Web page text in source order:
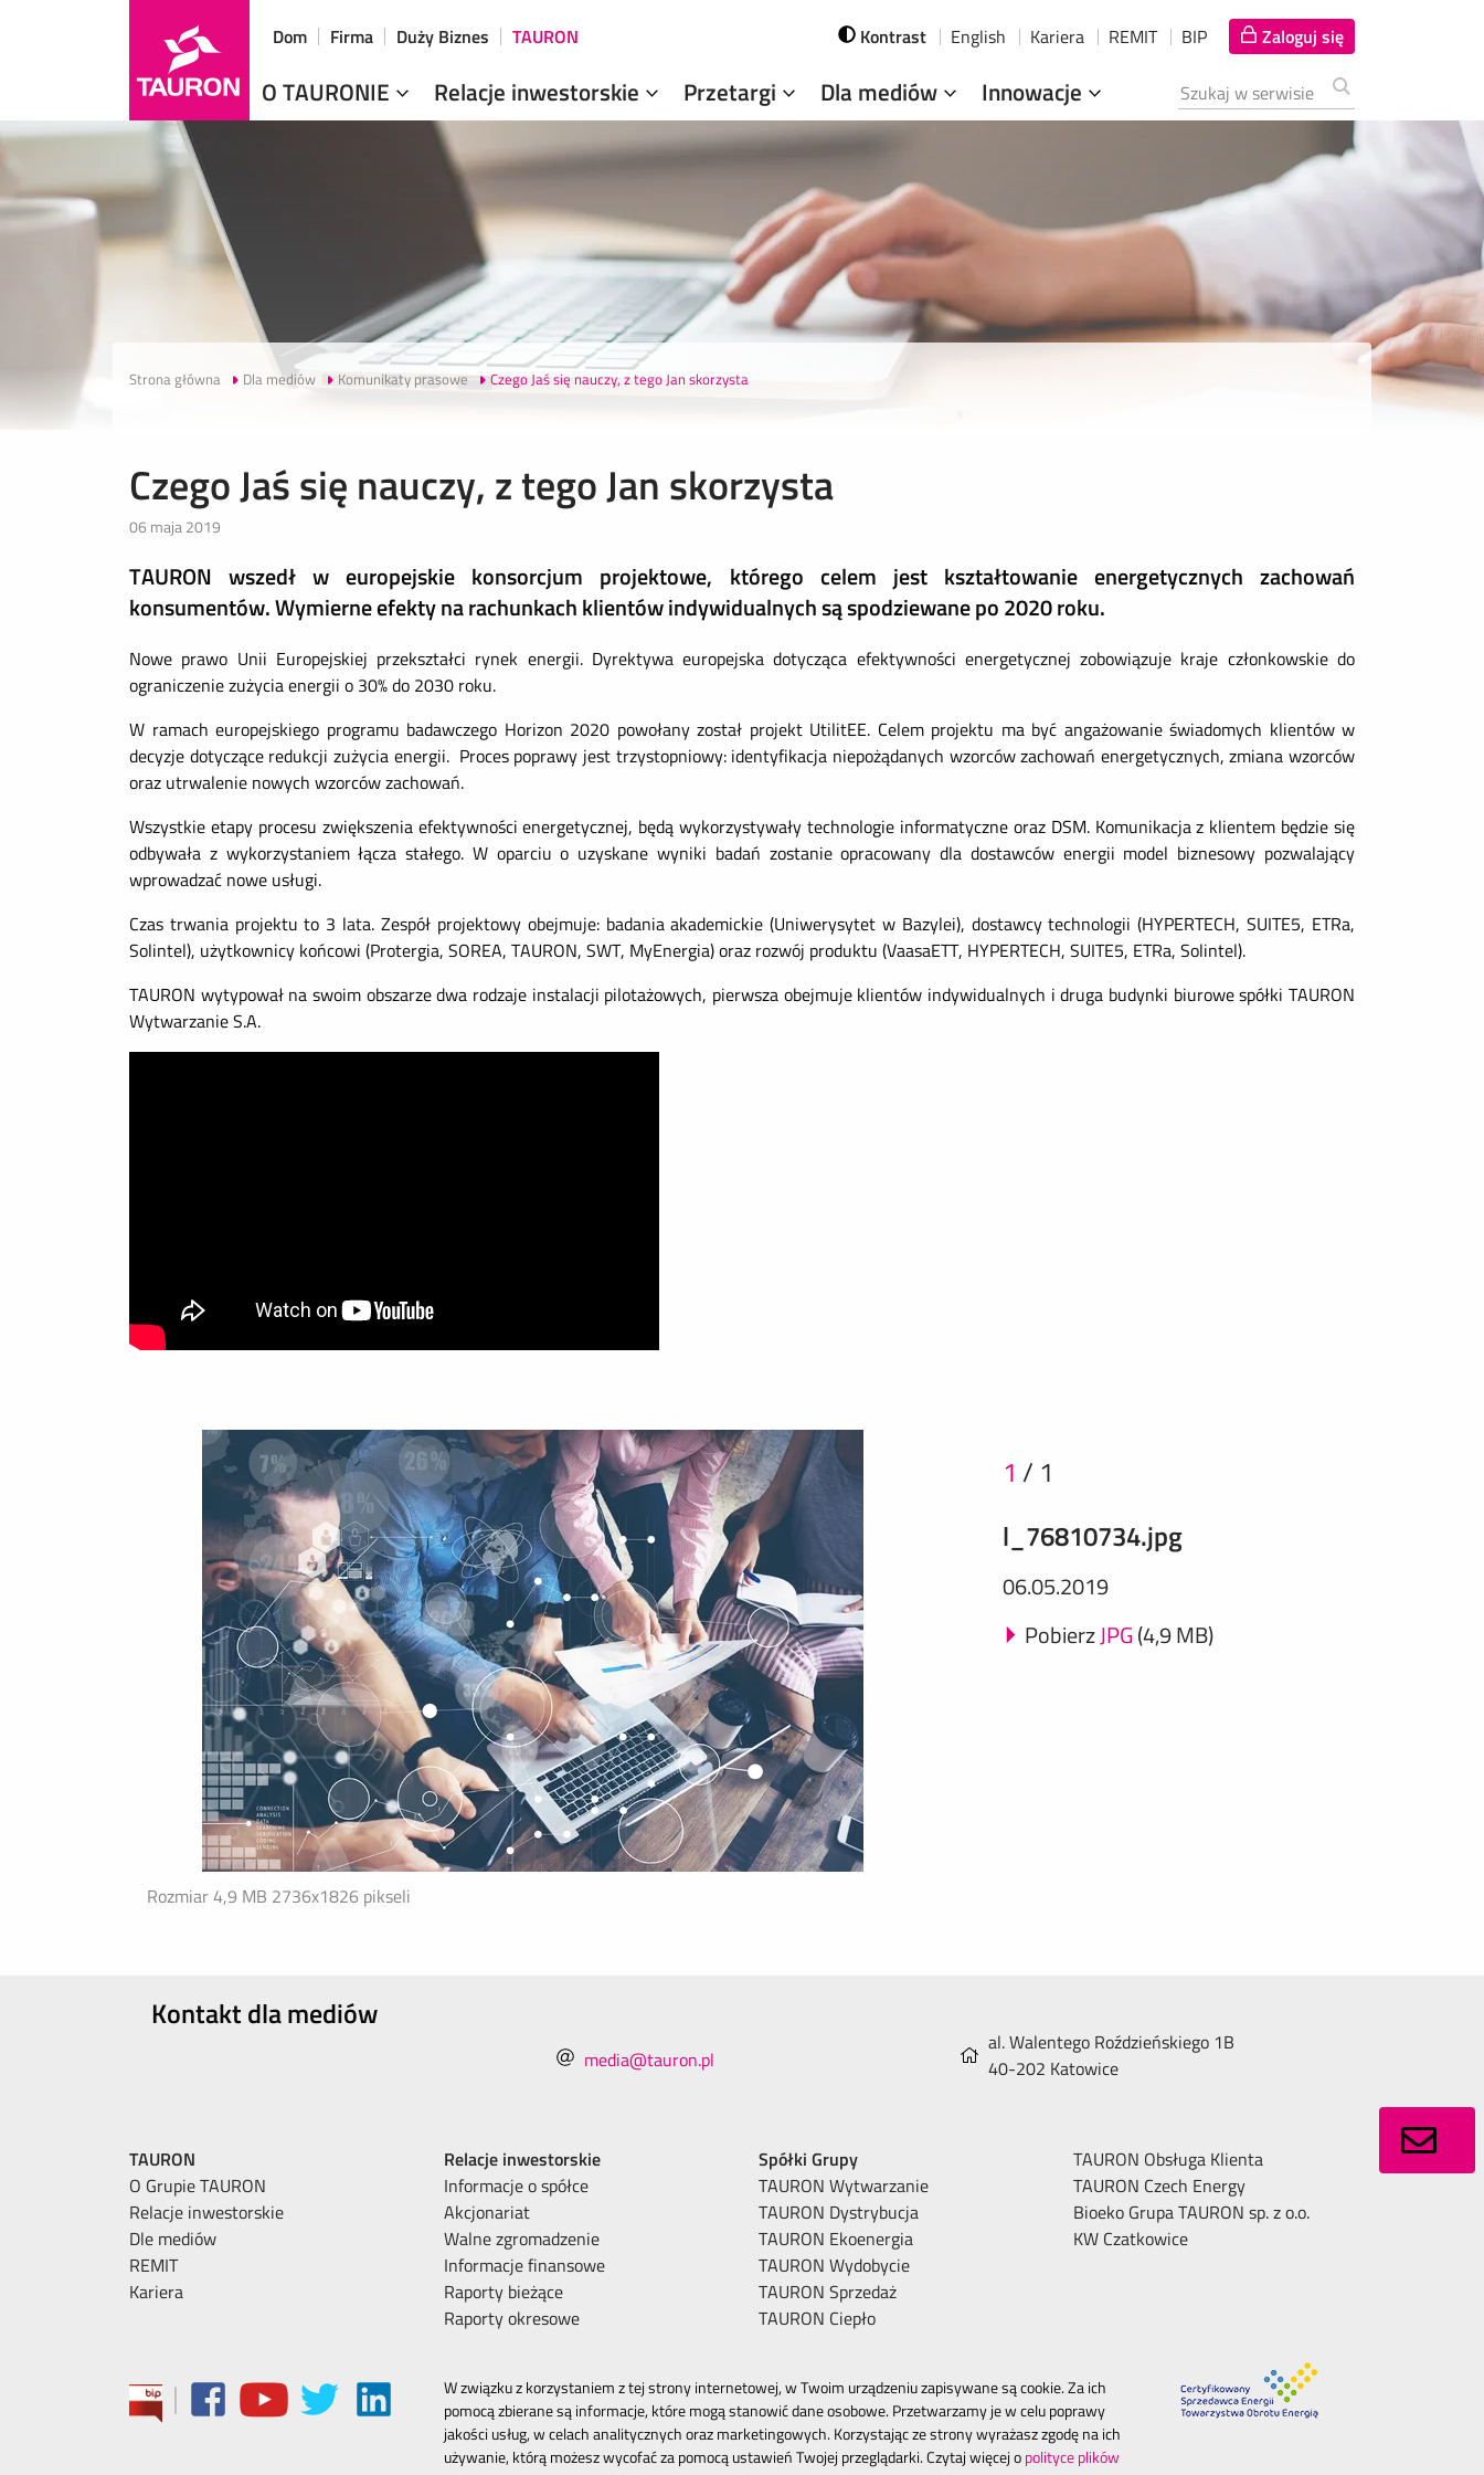
Dom Firma Duży Biznes
TAURON
Szukana fraza
Zaloguj się
O TAURONIE Relacje inwestorskie Przetargi Dla mediów Innowacje
Kontrast English Kariera REMIT BIP
Strona główna Dla mediów Komunikaty prasowe Czego Jaś się nauczy, z tego Jan skorzysta
Czego Jaś się nauczy, z tego Jan skorzysta
06 maja 2019
TAURON wszedł w europejskie konsorcjum projektowe, którego celem jest kształtowanie energetycznych zachowań
konsumentów. Wymierne efekty na rachunkach klientów indywidualnych są spodziewane po 2020 roku.
Nowe prawo Unii Europejskiej przekształci rynek energii. Dyrektywa europejska dotycząca efektywności energetycznej zobowiązuje kraje członkowskie do
ograniczenie zużycia energii o 30% do 2030 roku.
W ramach europejskiego programu badawczego Horizon 2020 powołany został projekt UtilitEE. Celem projektu ma być angażowanie świadomych klientów w
decyzje dotyczące redukcji zużycia energii. Proces poprawy jest trzystopniowy: identyfikacja niepożądanych wzorców zachowań energetycznych, zmiana wzorców
oraz utrwalenie nowych wzorców zachowań.
Wszystkie etapy procesu zwiększenia efektywności energetycznej, będą wykorzystywały technologie informatyczne oraz DSM. Komunikacja z klientem będzie się
odbywała z wykorzystaniem łącza stałego. W oparciu o uzyskane wyniki badań zostanie opracowany dla dostawców energii model biznesowy pozwalający
wprowadzać nowe usługi.
Czas trwania projektu to 3 lata. Zespół projektowy obejmuje: badania akademickie (Uniwerysytet w Bazylei), dostawcy technologii (HYPERTECH, SUITE5, ETRa,
Solintel), użytkownicy końcowi (Protergia, SOREA, TAURON, SWT, MyEnergia) oraz rozwój produktu (VaasaETT, HYPERTECH, SUITE5, ETRa, Solintel).
TAURON wytypował na swoim obszarze dwa rodzaje instalacji pilotażowych, pierwsza obejmuje klientów indywidualnych i druga budynki biurowe spółki TAURON
Wytwarzanie S.A.
Rozmiar 4,9 MB 2736x1826 pikseli
1 / 1
l_76810734.jpg
06.05.2019
PobierzJPG(4,9 MB)
Kontakt dla mediów
media@tauron.pl
al. Walentego Roździeńskiego 1B
40-202 Katowice
TAURON
O Grupie TAURON
Relacje inwestorskie
Dle mediów
REMIT
Kariera
Relacje inwestorskie
Informacje o spółce
Akcjonariat
Walne zgromadzenie
Informacje finansowe
Raporty bieżące
Raporty okresowe
Spółki Grupy
TAURON Wytwarzanie
TAURON Dystrybucja
TAURON Ekoenergia
TAURON Wydobycie
TAURON Sprzedaż
TAURON Ciepło
TAURON Obsługa Klienta
TAURON Czech Energy
Bioeko Grupa TAURON sp. z o.o.
KW Czatkowice
|
W związku z korzystaniem z tej strony internetowej, w Twoim urządzeniu zapisywane są cookie. Za ich
pomocą zbierane są informacje, które mogą stanowić dane osobowe. Przetwarzamy je w celu poprawy
jakości usług, w celach analitycznych oraz marketingowych. Korzystając ze strony wyrażasz zgodę na ich
używanie, którą możesz wycofać za pomocą ustawień Twojej przeglądarki. Czytaj więcej opolityce plików